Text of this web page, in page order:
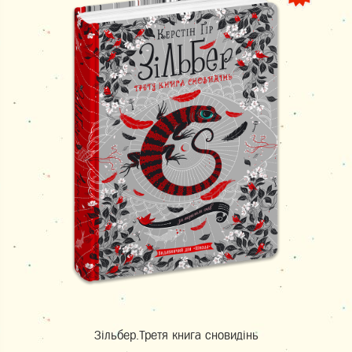
Зільбер.Третя книга сновидінь